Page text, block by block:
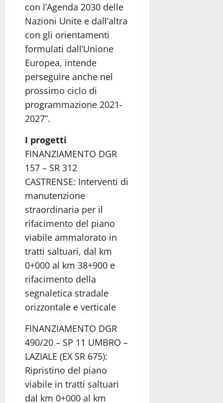
con l’Agenda 2030 delle
Nazioni Unite e dall’altra
con gli orientamenti
formulati dall’Unione
Europea, intende
perseguire anche nel
prossimo ciclo di
programmazione 2021-
2027”.
I progetti
FINANZIAMENTO DGR
157 – SR 312
CASTRENSE: Interventi di
manutenzione
straordinaria per il
rifacimento del piano
viabile ammalorato in
tratti saltuari, dal km
0+000 al km 38+900 e
rifacimento della
segnaletica stradale
orizzontale e verticale
FINANZIAMENTO DGR
490/20 – SP 11 UMBRO –
LAZIALE (EX SR 675):
Ripristino del piano
viabile in tratti saltuari
dal km 0+000 al km